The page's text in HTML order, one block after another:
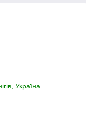
Україна